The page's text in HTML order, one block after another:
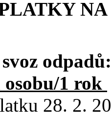
NA
odpadů:
osobu/1 rok
28. 2.